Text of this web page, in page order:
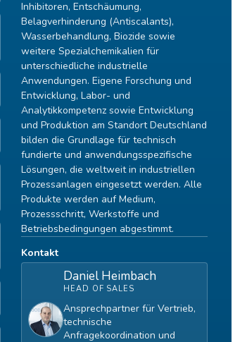
Inhibitoren, Entschäumung,
Belagverhinderung (Antiscalants),
Wasserbehandlung, Biozide sowie
weitere Spezialchemikalien für
unterschiedliche industrielle
Anwendungen. Eigene Forschung und
Entwicklung, Labor- und
Analytikkompetenz sowie Entwicklung
und Produktion am Standort Deutschland
bilden die Grundlage für technisch
fundierte und anwendungsspezifische
Lösungen, die weltweit in industriellen
Prozessanlagen eingesetzt werden. Alle
Produkte werden auf Medium,
Prozessschritt, Werkstoffe und
Betriebsbedingungen abgestimmt.
Kontakt
Daniel Heimbach
HEAD OF SALES
Ansprechpartner für Vertrieb,
technische
Anfragekoordination und